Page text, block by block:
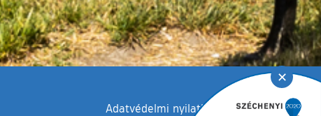
Adatvédelmi nyilatkozat
✕